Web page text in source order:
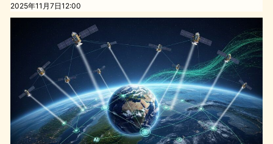
2025年11月7日12:00